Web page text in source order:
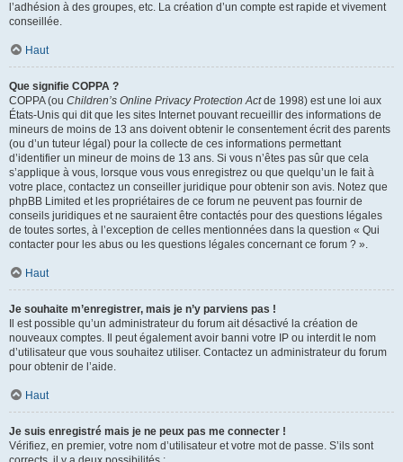
l’adhésion à des groupes, etc. La création d’un compte est rapide et vivement
conseillée.
Haut
Que signifie COPPA ?
COPPA (ou Children’s Online Privacy Protection Actde 1998) est une loi aux
États-Unis qui dit que les sites Internet pouvant recueillir des informations de
mineurs de moins de 13 ans doivent obtenir le consentement écrit des parents
(ou d’un tuteur légal) pour la collecte de ces informations permettant
d’identifier un mineur de moins de 13 ans. Si vous n’êtes pas sûr que cela
s’applique à vous, lorsque vous vous enregistrez ou que quelqu’un le fait à
votre place, contactez un conseiller juridique pour obtenir son avis. Notez que
phpBB Limited et les propriétaires de ce forum ne peuvent pas fournir de
conseils juridiques et ne sauraient être contactés pour des questions légales
de toutes sortes, à l’exception de celles mentionnées dans la question « Qui
contacter pour les abus ou les questions légales concernant ce forum ? ».
Haut
Je souhaite m’enregistrer, mais je n’y parviens pas !
Il est possible qu’un administrateur du forum ait désactivé la création de
nouveaux comptes. Il peut également avoir banni votre IP ou interdit le nom
d’utilisateur que vous souhaitez utiliser. Contactez un administrateur du forum
pour obtenir de l’aide.
Haut
Je suis enregistré mais je ne peux pas me connecter !
Vérifiez, en premier, votre nom d’utilisateur et votre mot de passe. S’ils sont